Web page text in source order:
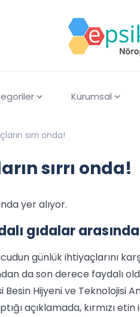
Kurumsal
sırrı onda!
sırrı onda!
yer alıyor.
gıdalar
günlük ihtiyaçlarını
da son derece faydalı
Hijyeni ve Teknolojisi
açıklamada, kırmızı